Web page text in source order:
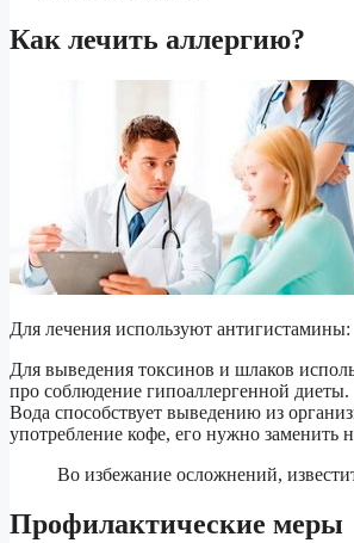
Как лечить аллергию?
Для лечения используют антигистамины:
Для выведения токсинов и шлаков
про соблюдение гипоаллергенной диеты.
Вода способствует выведению из
употребление кофе, его нужно
Во избежание осложнений,
Профилактические меры